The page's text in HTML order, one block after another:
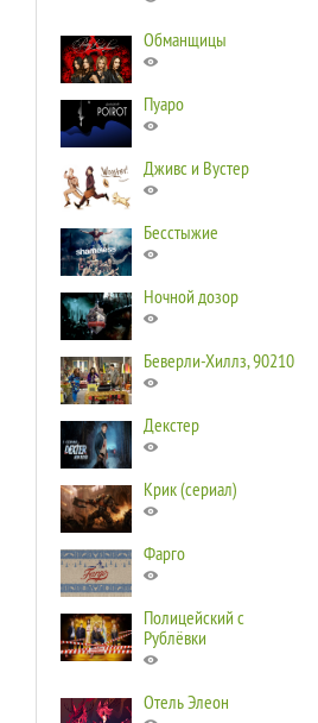
Обманщицы
Пуаро
Дживс и Вустер
Бесстыжие
Ночной дозор
Беверли-Хиллз, 90210
Декстер
Крик (сериал)
Фарго
Полицейский с
Рублёвки
Отель Элеон